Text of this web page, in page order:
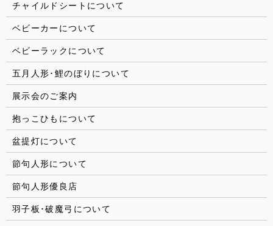
チャイルドシートについて
ベビーカーについて
ベビーラックについて
五月人形･鯉のぼりについて
展示会のご案内
抱っこひもについて
盆提灯について
節句人形について
節句人形優良店
羽子板･破魔弓について